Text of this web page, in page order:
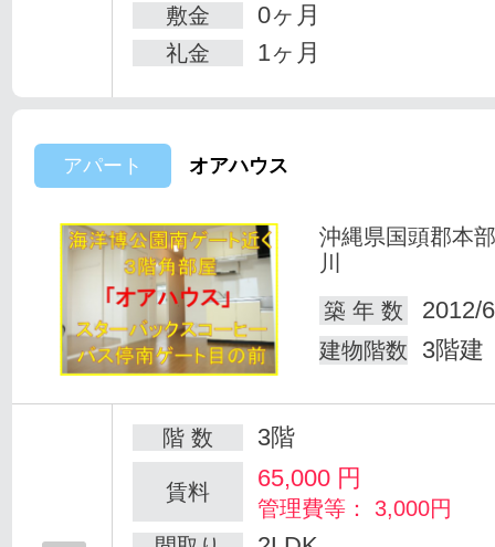
敷金 0ヶ月
礼金 1ヶ月
アパート オアハウス
沖縄県国頭郡本
川
築 年 数
2012/
建物階数 3階建
階 数 3階
賃料 65,000 円
管理費等： 3,000円